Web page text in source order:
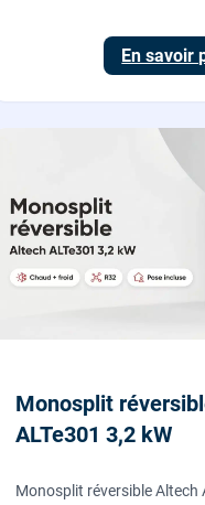
En savoir
Monosplit
ALTe301 3,2 kW
Monosplit réversible Altech